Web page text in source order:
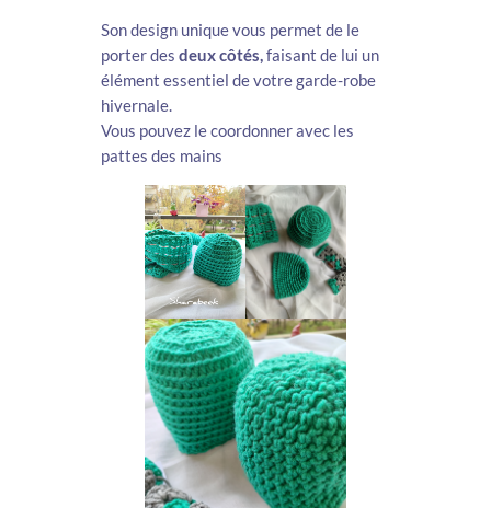
Son design unique vous permet de le
porter des deux côtés,faisant de lui un
élément essentiel de votre garde-robe
hivernale.
Vous pouvez le coordonner avec les
pattes des mains